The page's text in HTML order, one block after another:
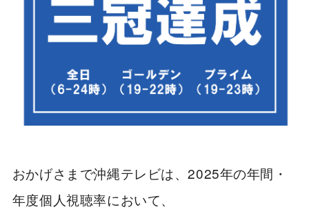
おかげさまで沖縄テレビは、2025年の年間・
年度個人視聴率において、